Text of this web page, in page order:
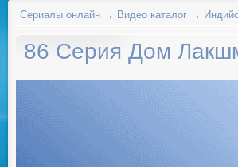
Сериалы онлайн → Видео каталог →
86 Серия Дом